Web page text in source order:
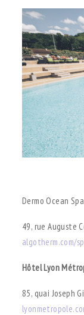
Dermo Ocean Spa
49, rue Auguste
algotherm.com/
Hôtel Lyon
85, quai Joseph